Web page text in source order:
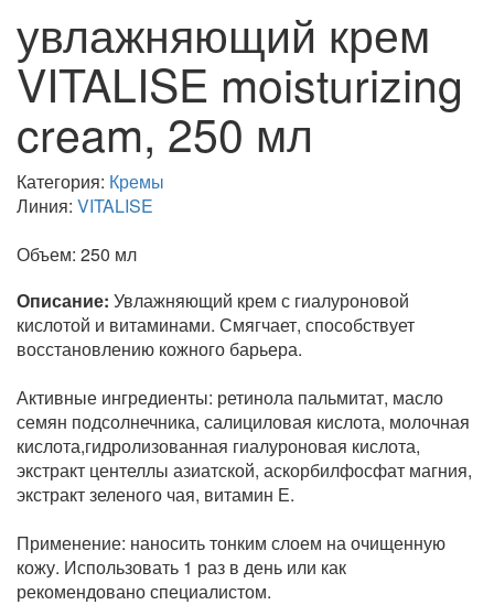
увлажняющий крем
VITALISE moisturizing
cream, 250 мл
Категория: Кремы
Линия: VITALISE
Объем: 250 мл
Описание: Увлажняющий крем с гиалуроновой
кислотой и витаминами. Смягчает, способствует
восстановлению кожного барьера.
Активные ингредиенты: ретинола пальмитат, масло
семян подсолнечника, салициловая кислота, молочная
кислота,гидролизованная гиалуроновая кислота,
экстракт центеллы азиатской, аскорбилфосфат магния,
экстракт зеленого чая, витамин Е.
Применение: наносить тонким слоем на очищенную
кожу. Использовать 1 раз в день или как
рекомендовано специалистом.